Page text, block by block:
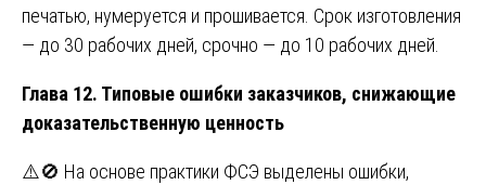
печатью, нумеруется и прошивается. Срок изготовления
— до 30 рабочих дней, срочно — до 10 рабочих дней.
Глава 12. Типовые ошибки заказчиков, снижающие
доказательственную ценность
⚠️🚫 На основе практики ФСЭ выделены ошибки,